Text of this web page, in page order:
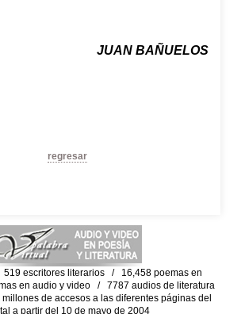
JUAN BAÑUELOS
regresar
escritores literarios / 16,458 poemas en
en audio y video / 7787 audios de literatura
de accesos a las diferentes páginas del
a partir del 10 de mayo de 2004